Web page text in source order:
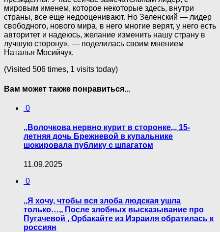
мировым именем, которое некоторые здесь, внутри
страны, все еще недооценивают. Но Зеленский — лидер
свободного, нового мира, в него многие верят, у него есть
авторитет и надеюсь, желание изменить нашу страну в
лучшую сторону», — поделилась своим мнением
Наталья Мосийчук.
(Visited 506 times, 1 visits today)
Вам может также понравиться...
0
,,Волочкова нервно курит в сторонке.,, 15-
летняя дочь Брежневой в купaльникe
шокировала публику с шпагатом
11.09.2025
0
,,Я хочу, чтобы вся злоба людская ушла
только…,, После злобных высказывание про
Пугачевой , Орбакайте из Израиля обратилась к
россиян